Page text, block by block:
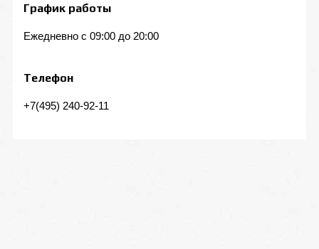
График работы
Ежедневно с 09:00 до 20:00
Телефон
+7(495) 240-92-11